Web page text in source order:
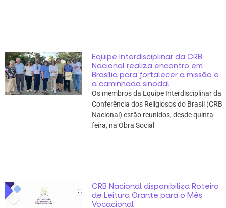
Equipe Interdisciplinar da CRB
Nacional realiza encontro em
Brasília para fortalecer a missão e
a caminhada sinodal
Os membros da Equipe Interdisciplinar da
Conferência dos Religiosos do Brasil (CRB
Nacional) estão reunidos, desde quinta-
feira, na Obra Social
CRB Nacional disponibiliza Roteiro
de Leitura Orante para o Mês
Vocacional